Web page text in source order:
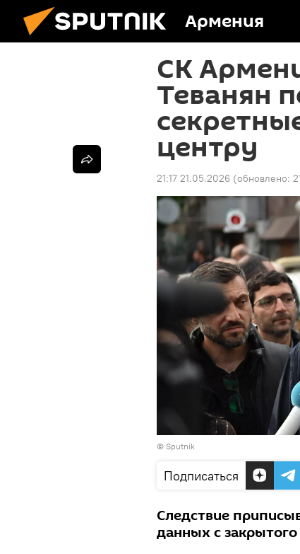
Армения
СК
Теванян
центру
21:17 21.05.2026 (обновлено:
© Sputnik
Подписаться
Следствие
данных с